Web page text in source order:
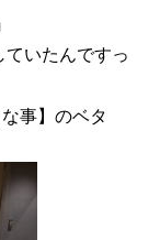
いたんですっ
事】のベタ